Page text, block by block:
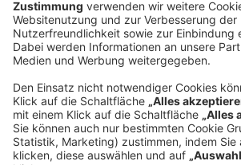
Sederanger 1
80538 München
Deutschland
Fax:
+49 89 9230-8202
Mail:
Senden Sie eine Nachricht